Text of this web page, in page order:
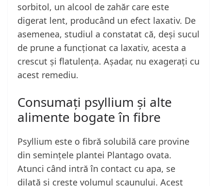
sorbitol, un alcool de zahăr care este
digerat lent, producând un efect laxativ. De
asemenea, studiul a constatat că, deși sucul
de prune a funcționat ca laxativ, acesta a
crescut și flatulența. Așadar, nu exagerați cu
acest remediu.
Consumați psyllium și alte
alimente bogate în fibre
Psyllium este o fibră solubilă care provine
din semințele plantei Plantago ovata.
Atunci când intră în contact cu apa, se
dilată și crește volumul scaunului. Acest